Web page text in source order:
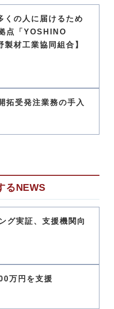
くの人に届けるため
点「YOSHINO
材工業協同組合】
拓受発注業務の手入
るNEWS
グ実証、支援機関向
万円を支援